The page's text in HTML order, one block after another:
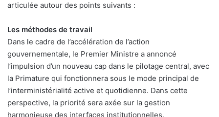
articulée autour des points suivants :
Les méthodes de travail
Dans le cadre de l’accélération de l’action
gouvernementale, le Premier Ministre a annoncé
l’impulsion d’un nouveau cap dans le pilotage central, avec
la Primature qui fonctionnera sous le mode principal de
l’interministérialité active et quotidienne. Dans cette
perspective, la priorité sera axée sur la gestion
harmonieuse des interfaces institutionnelles.